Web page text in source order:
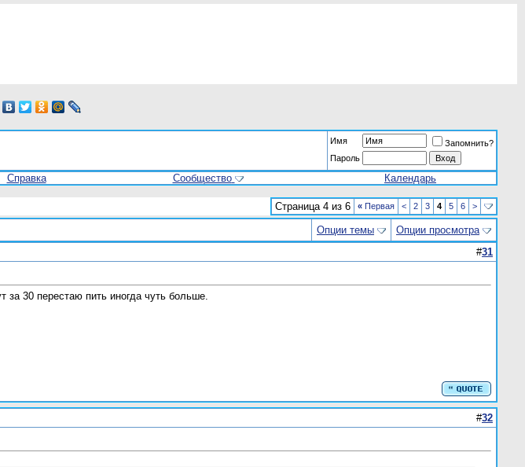
Имя
Запомнить?
Пароль
Справка Сообщество Календарь
Страница 4 из 6 « Первая < 2 3 4 5 6 >
Опции темы
Опции просмотра
#31
30 перестаю пить иногда чуть больше.
#32